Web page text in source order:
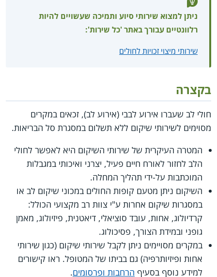
ניתן למצוא שירותי סיוע ותמיכה שעשויים להיות
רלוונטיים עבורך באתר 'כל שירות':
שירותי מיצוי זכויות לחולים
בקצרה
חולי לב שעברו אירוע לבבי (אירוע לב), זכאים במקרים
מסוימים לשירותי שיקום ללא תשלום במסגרת סל הבריאות.
המטרה העיקרית של שירותי השיקום היא לאפשר לחולי
הלב לחזור לאורח חיים פעיל, יצרני ואיכותי במגבלות
המוכתבות על-ידי תהליך המחלה.
השיקום ניתן מטעם קופות החולים במכוני שיקום לב או
במסגרות שיקום אחרות ע"י צוות רב מקצועי הכולל:
קרדיולוג, אחות, עובד סוציאלי, דיאטנית, פיזיולוג, מאמן
גופני ובמידת הצורך, פסיכולוג.
במקרים מסויימים ניתן לקבל שירותי שיקום (כגון שירותי
אחות ופיזיותרפיה) גם בביתו של המטופל. ראו קישורים
למידע נוסף בסעיף הרחבות ופרסומים.